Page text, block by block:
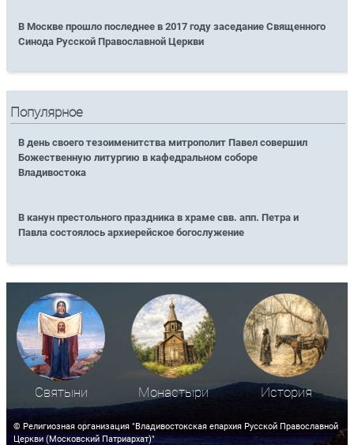
В Москве прошло последнее в 2017 году заседание Священного
Синода Русской Православной Церкви
Популярное
В день своего тезоименитства митрополит Павел совершил
Божественную литургию в кафедральном соборе
Владивостока
В канун престольного праздника в храме свв. апп. Петра и
Павла состоялось архиерейское богослужение
Святыни Монастыри История
© Религиозная организация "Владивостокская епархия Русской Православной
Церкви (Московский Патриархат)"